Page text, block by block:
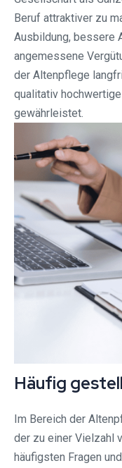
Beruf attraktiver zu
Ausbildung, bessere
angemessene
der Altenpflege
qualitativ
gewährleistet.
Häufig
Im Bereich der
der zu einer Vielzahl
häufigsten Fragen